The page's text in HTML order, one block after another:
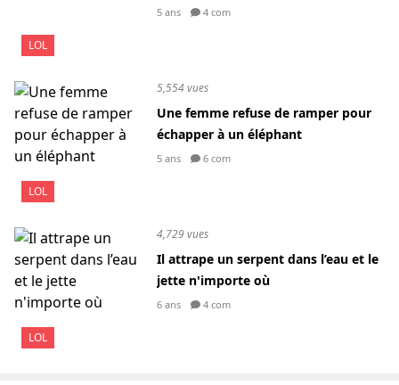
LOL
5 ans 4 com
LOL
5,554 vues
Une femme refuse de ramper pour
échapper à un éléphant
5 ans 6 com
LOL
4,729 vues
Il attrape un serpent dans l’eau et le
jette n'importe où
6 ans 4 com